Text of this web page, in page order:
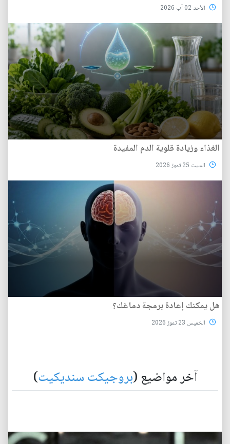
الأحد 02 آب 2026
الغذاء وزيادة قلوية الدم المفيدة
السبت 25 تموز 2026
هل يمكنك إعادة برمجة دماغك؟
الخميس 23 تموز 2026
آخر مواضيع (بروجيكت سنديكيت)